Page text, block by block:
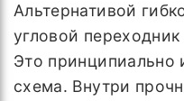
Альтернативой
угловой
Это принципиально
схема. Внутри